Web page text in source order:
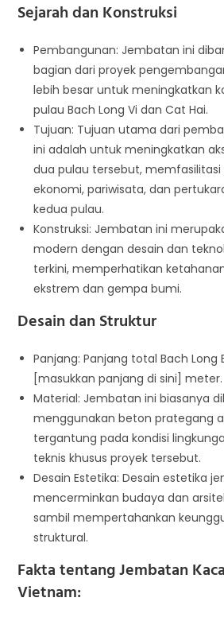
Sejarah dan Konstruksi
Pembangunan: Jembatan ini
bagian dari proyek
lebih besar untuk meningkatkan
pulau Bach Long Vi dan Cat Hai.
Tujuan: Tujuan utama dari
ini adalah untuk meningkatkan
dua pulau tersebut,
ekonomi, pariwisata, dan
kedua pulau.
Konstruksi: Jembatan ini
modern dengan desain dan
terkini, memperhatikan
ekstrem dan gempa bumi.
Desain dan Struktur
Panjang: Panjang total Bach Long
[masukkan panjang di sini] meter.
Material: Jembatan ini biasanya
menggunakan beton prategang
tergantung pada kondisi
teknis khusus proyek tersebut.
Desain Estetika: Desain estetika
mencerminkan budaya dan
sambil mempertahankan
struktural.
Fakta tentang Jembatan
Vietnam: